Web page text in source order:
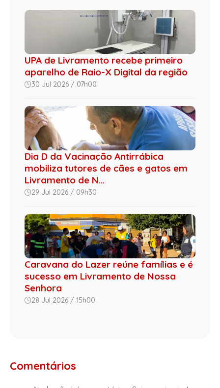
UPA de Livramento recebe primeiro
aparelho de Raio-X Digital da região
30 Jul 2026 / 07h00
Dia D da Vacinação Antirrábica
mobiliza tutores de cães e gatos em
Livramento de N...
29 Jul 2026 / 09h30
Caravana do Lazer reúne famílias e é
sucesso em Livramento de Nossa
Senhora
28 Jul 2026 / 15h00
Comentários